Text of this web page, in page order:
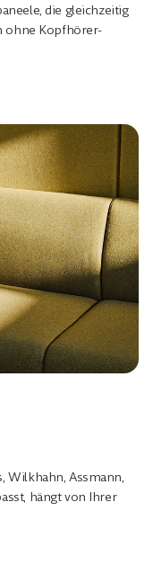
die gleichzeitig
ohne Kopfhörer-
Wilkhahn, Assmann,
hängt von Ihrer